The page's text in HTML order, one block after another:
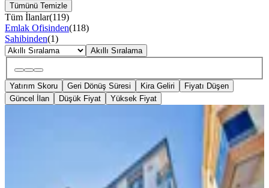
Tümünü Temizle
Tüm İlanlar(119)
Emlak Ofisinden(118)
Sahibinden(1)
Akıllı Sıralama
Yatırım Skoru Geri Dönüş Süresi Kira Geliri
Fiyatı Düşen
Güncel İlan
Düşük Fiyat Yüksek Fiyat
Acr'den Baştuğ Sk'da 3+1 Masrafsız
130 M2 Satılık Daire
Keçiören, Osmangazi Mahallesi
135 m²·1. Kat ·08.08.2026